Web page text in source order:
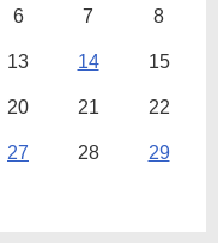
6 7 8
13 14 15
20 21 22
27 28 29